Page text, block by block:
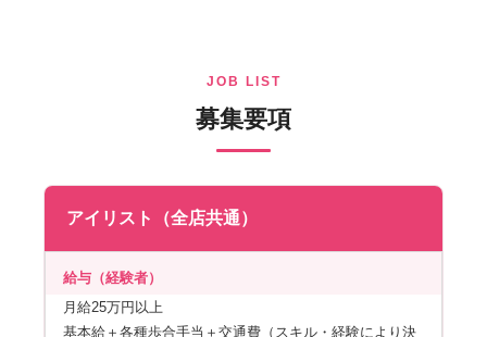
JOB LIST
募集要項
アイリスト（全店共通）
給与（経験者）
月給25万円以上
基本給＋各種歩合手当＋交通費（スキル・経験により決